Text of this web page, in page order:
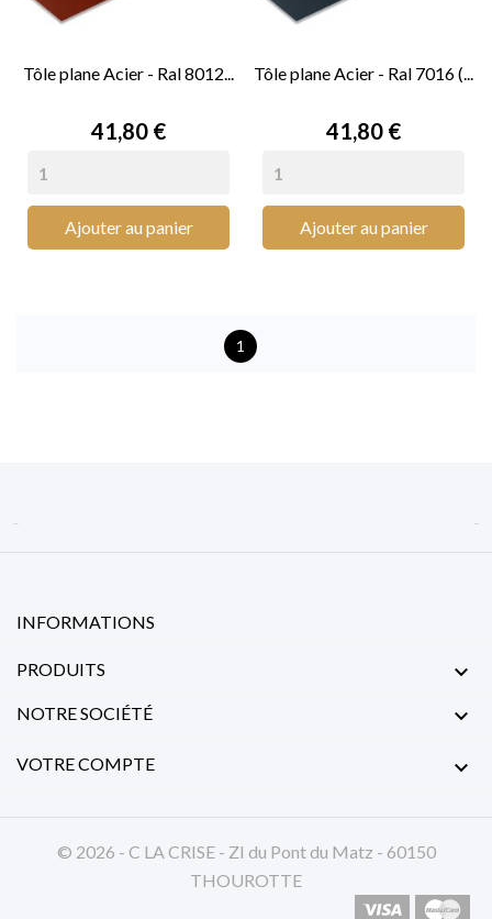
Tôle plane Acier - Ral 8012...
Prix
41,80 €
Ajouter au panier
Tôle plane Acier - Ral 7016 (...
Prix
41,80 €
Ajouter au panier
1
 
INFORMATIONS
PRODUITS 
NOTRE SOCIÉTÉ 
VOTRE COMPTE 
© 2026 - C LA CRISE - ZI du Pont du Matz - 60150
THOUROTTE